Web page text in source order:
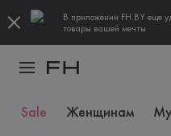
В приложении FH.BY еще
товары вашей мечты
Sale Женщинам